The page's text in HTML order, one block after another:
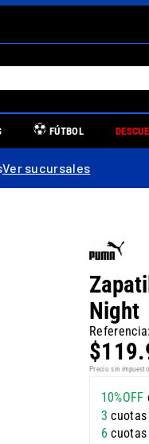
FÚTBOL
Ver sucursales
Night
Referencia:
$119.
Precio sin
10%OFF
3
6